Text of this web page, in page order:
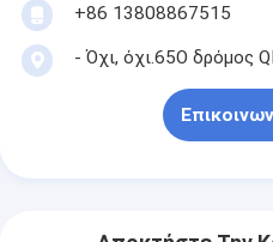
+86 13808867515
- Όχι, όχι.65Ο δρόμος